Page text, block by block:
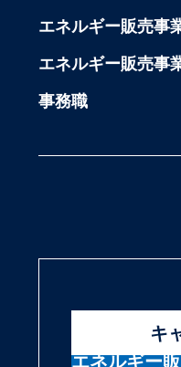
エネルギー販売事
エネルギー販売事
事務職
キ
エネルギー